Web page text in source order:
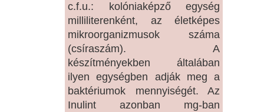
c.f.u.: kolóniaképző egység
milliliterenként, az életképes
mikroorganizmusok száma
(csíraszám). A
készítményekben általában
ilyen egységben adják meg a
baktériumok mennyiségét. Az
Inulint azonban mg-ban